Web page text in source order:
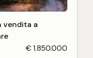
vendita a
€ 1.850.000